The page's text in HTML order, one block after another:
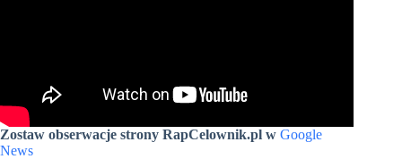
Zostaw obserwacje strony RapCelownik.pl w Google
News